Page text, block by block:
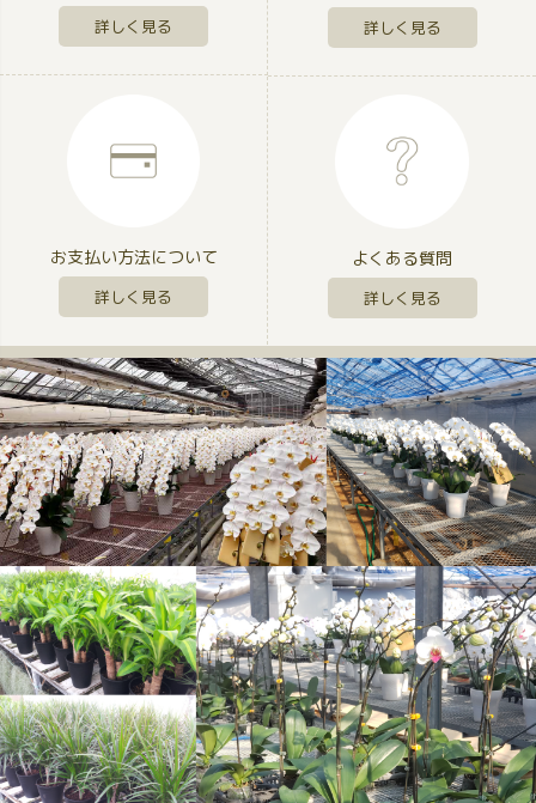
詳しく見る 詳しく見る
お支払い方法について
詳しく見る
よくある質問
詳しく見る